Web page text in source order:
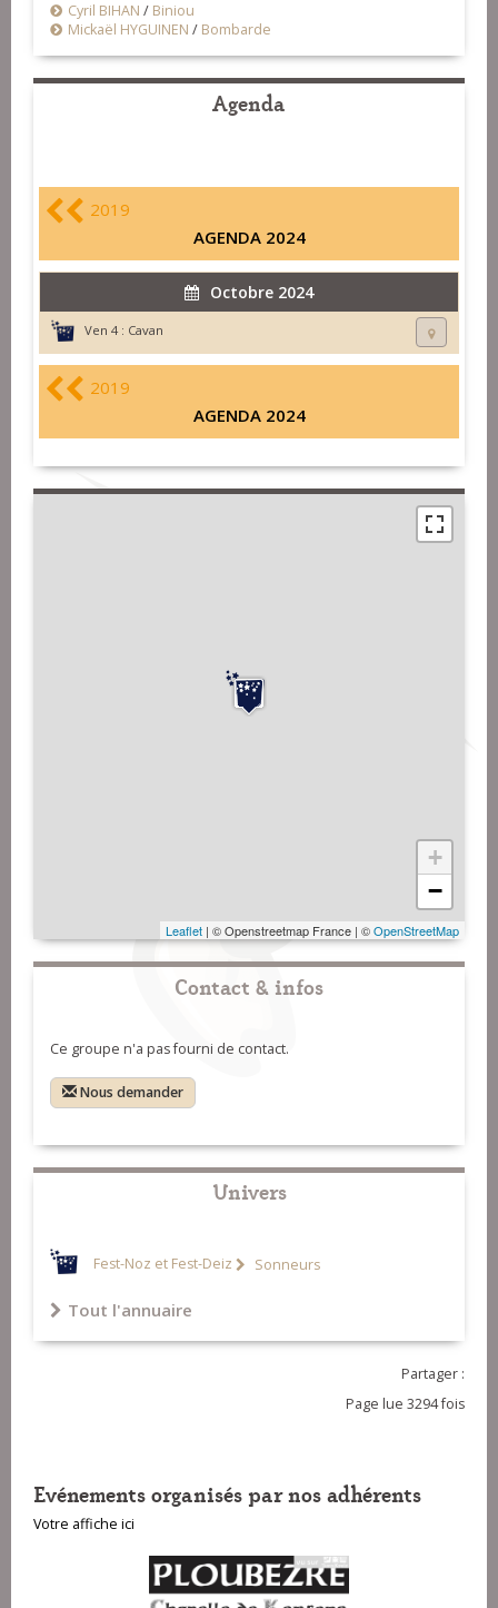
Cyril BIHAN / Biniou
Mickaël HYGUINEN / Bombarde
Agenda
2019
AGENDA 2024
Octobre 2024
Ven 4 : Cavan
2019
AGENDA 2024
+
−
Leaflet | © Openstreetmap France | ©OpenStreetMap
Contact & infos
Ce groupe n'a pas fourni de contact.
Nous demander
Univers
Fest-Noz et Fest-Deiz Sonneurs
Tout l'annuaire
Partager :
Page lue 3294 fois
Evénements organisés par nos adhérents
Votre affiche ici